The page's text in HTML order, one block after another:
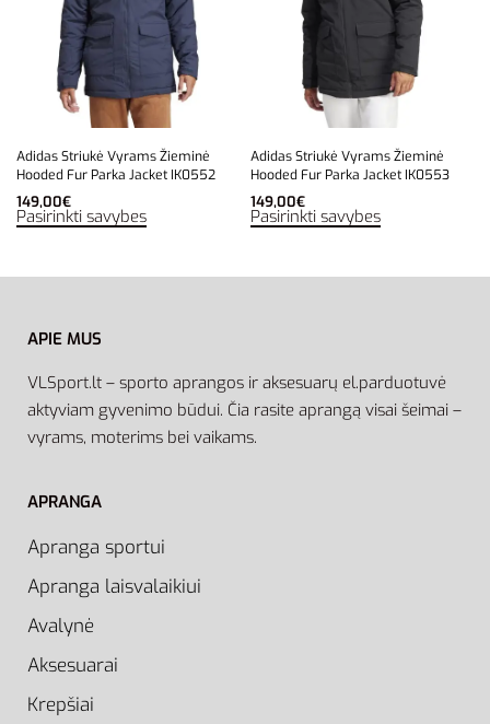
Adidas Striukė Vyrams Žieminė
Hooded Fur Parka Jacket IK0552
149,00€
Pasirinkti savybes
Adidas Striukė Vyrams Žieminė
Hooded Fur Parka Jacket IK0553
149,00€
Pasirinkti savybes
APIE MUS
VLSport.lt – sporto aprangos ir aksesuarų el.parduotuvė
aktyviam gyvenimo būdui. Čia rasite aprangą visai šeimai –
vyrams, moterims bei vaikams.
APRANGA
Apranga sportui
Apranga laisvalaikiui
Avalynė
Aksesuarai
Krepšiai